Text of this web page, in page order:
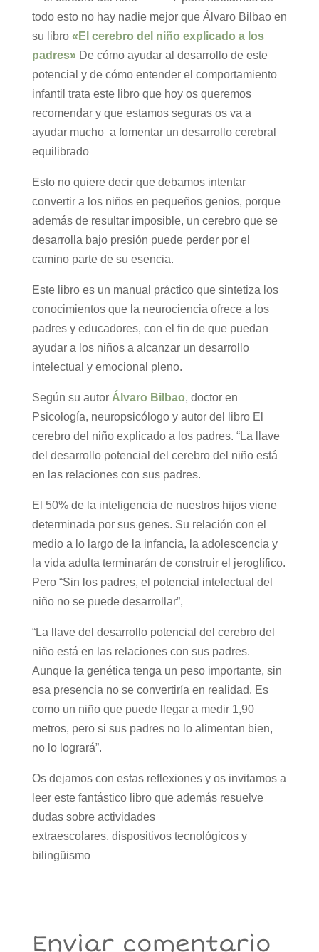
todo esto no hay nadie mejor que Álvaro Bilbao en
su libro «El cerebro del niño explicado a los
padres» De cómo ayudar al desarrollo de este
potencial y de cómo entender el comportamiento
infantil trata este libro que hoy os queremos
recomendar y que estamos seguras os va a
ayudar mucho a fomentar un desarrollo cerebral
equilibrado
Esto no quiere decir que debamos intentar
convertir a los niños en pequeños genios, porque
además de resultar imposible, un cerebro que se
desarrolla bajo presión puede perder por el
camino parte de su esencia.
Este libro es un manual práctico que sintetiza los
conocimientos que la neurociencia ofrece a los
padres y educadores, con el fin de que puedan
ayudar a los niños a alcanzar un desarrollo
intelectual y emocional pleno.
Según su autor Álvaro Bilbao, doctor en
Psicología, neuropsicólogo y autor del libro El
cerebro del niño explicado a los padres. “La llave
del desarrollo potencial del cerebro del niño está
en las relaciones con sus padres.
El 50% de la inteligencia de nuestros hijos viene
determinada por sus genes. Su relación con el
medio a lo largo de la infancia, la adolescencia y
la vida adulta terminarán de construir el jeroglífico.
Pero “Sin los padres, el potencial intelectual del
niño no se puede desarrollar”,
“La llave del desarrollo potencial del cerebro del
niño está en las relaciones con sus padres.
Aunque la genética tenga un peso importante, sin
esa presencia no se convertiría en realidad. Es
como un niño que puede llegar a medir 1,90
metros, pero si sus padres no lo alimentan bien,
no lo logrará”.
Os dejamos con estas reflexiones y os invitamos a
leer este fantástico libro que además resuelve
dudas sobre actividades
extraescolares, dispositivos tecnológicos y
bilingüismo
Enviar comentario